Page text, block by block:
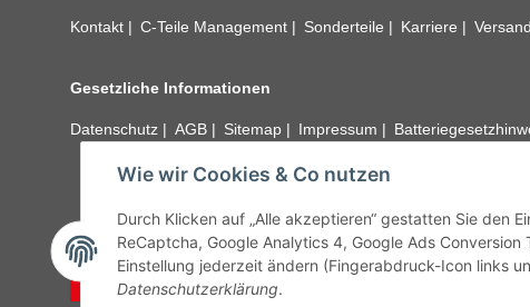
Wie wir Cookies & Co nutzen
Durch Klicken auf „Alle akzeptieren“ gestatten Sie den
ReCaptcha, Google Analytics 4, Google Ads
Einstellung jederzeit ändern (Fingerabdruck-Icon links
Datenschutzerklärung.
Kontakt C-Teile Management Sonderteile Karriere
Gesetzliche Informationen
Datenschutz AGB Sitemap Impressum
unseren
Vertrag widerrufen